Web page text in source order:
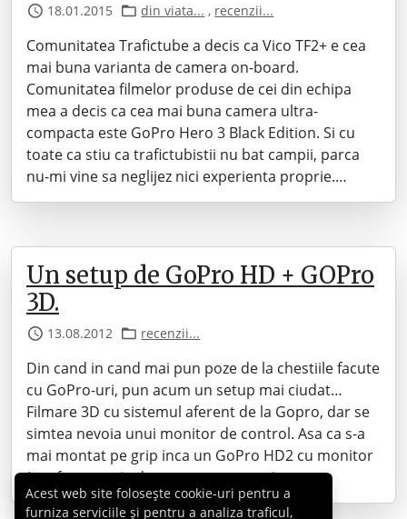
18.01.2015 din viata... , recenzii...
Comunitatea Trafictube a decis ca Vico TF2+ e cea
mai buna varianta de camera on-board.
Comunitatea filmelor produse de cei din echipa
mea a decis ca cea mai buna camera ultra-
compacta este GoPro Hero 3 Black Edition. Si cu
toate ca stiu ca trafictubistii nu bat campii, parca
nu-mi vine sa neglijez nici experienta proprie.…
Un setup de GoPro HD + GOPro
3D.
13.08.2012 recenzii...
Din cand in cand mai pun poze de la chestiile facute
cu GoPro-uri, pun acum un setup mai ciudat…
Filmare 3D cu sistemul aferent de la Gopro, dar se
simtea nevoia unui monitor de control. Asa ca s-a
mai montat pe grip inca un GoPro HD2 cu monitor
(n-a fost nevoie dar se putea pune si…
Acest web site folosește cookie-uri pentru a
furniza serviciile și pentru a analiza traficul,